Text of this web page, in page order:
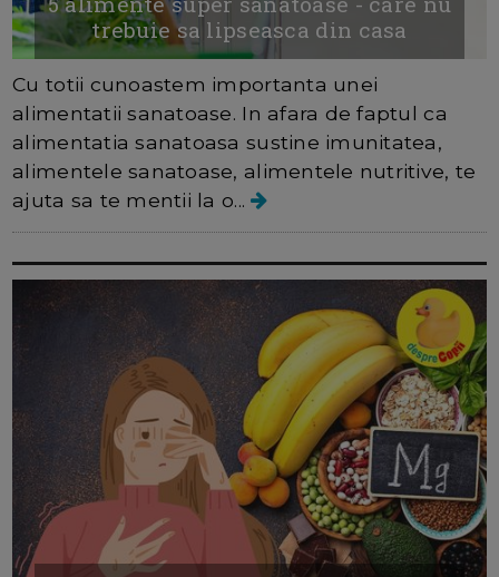
trebuie sa lipseasca din casa
Cu totii cunoastem importanta unei
alimentatii sanatoase. In afara de faptul ca
alimentatia sanatoasa sustine imunitatea,
alimentele sanatoase, alimentele nutritive, te
ajuta sa te mentii la o...